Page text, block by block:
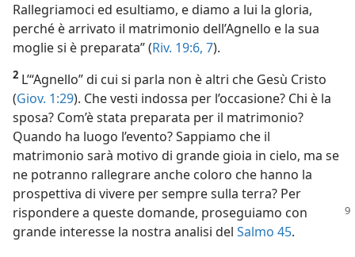
Rallegriamoci ed esultiamo, e diamo a lui la gloria,
perché è arrivato il matrimonio dell’Agnello e la sua
moglie si è preparata” (Riv. 19:6, 7).
2 L’“Agnello” di cui si parla non è altri che Gesù Cristo
(Giov. 1:29). Che vesti indossa per l’occasione? Chi è la
sposa? Com’è stata preparata per il matrimonio?
Quando ha luogo l’evento? Sappiamo che il
matrimonio sarà motivo di grande gioia in cielo, ma se
ne potranno rallegrare anche coloro che hanno la
prospettiva di vivere per sempre sulla terra? Per
rispondere a queste domande, proseguiamo con
grande interesse la nostra analisi del Salmo 45.